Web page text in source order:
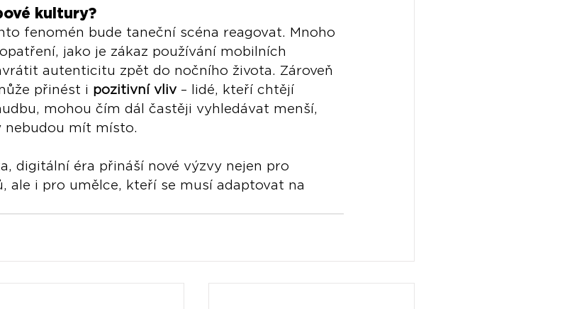
kultury?
fenomén bude taneční scéna reagovat. Mnoho
jako je zákaz používání mobilních
autenticitu zpět do nočního života. Zároveň
přinést i pozitivní vliv – lidé, kteří chtějí
mohou čím dál častěji vyhledávat menší,
nebudou mít místo.
digitální éra přináší nové výzvy nejen pro
ale i pro umělce, kteří se musí adaptovat na